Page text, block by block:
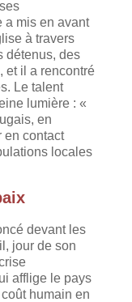
a mis en avant
à travers
détenus, des
et il a rencontré
Le talent
lumière : «
en
en contact
locales
devant les
jour de son
afflige le pays
humain en